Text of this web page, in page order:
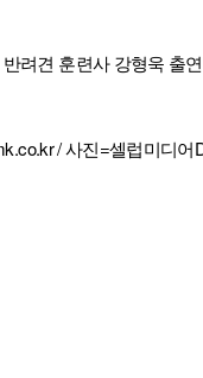
려견 훈련사 강형욱 출
/ 사진=셀럽미디어